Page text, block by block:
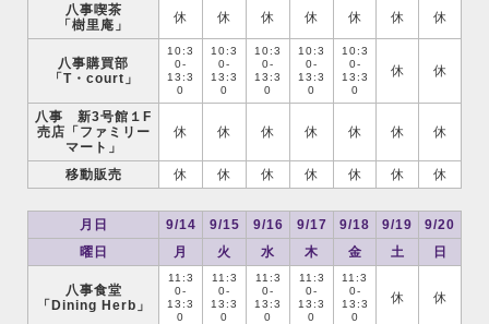
八事喫茶
「樹里庵」
休 休 休 休 休 休 休
八事購買部
「T・court」
10:3
0-
13:3
0
10:3
0-
13:3
0
10:3
0-
13:3
0
10:3
0-
13:3
0
10:3
0-
13:3
0
休 休
八事 新3号館１F
売店「ファミリー
マート」
休 休 休 休 休 休 休
移動販売 休 休 休 休 休 休 休
月日 9/14 9/15 9/16 9/17 9/18 9/19
9/20
曜日
月 火 水 木 金 土 日
八事食堂
「Dining Herb」
11:3
0-
13:3
0
11:3
0-
13:3
0
11:3
0-
13:3
0
11:3
0-
13:3
0
11:3
0-
13:3
0
休 休